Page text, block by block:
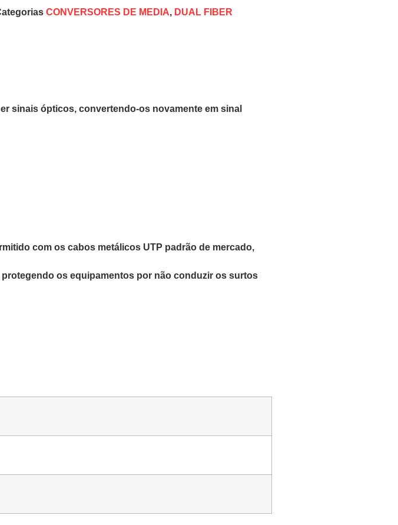
CONVERSORES DE MEDIA, DUAL FIBER
sinais ópticos, convertendo-os novamente em sinal
com os cabos metálicos UTP padrão de mercado,
os equipamentos por não conduzir os surtos